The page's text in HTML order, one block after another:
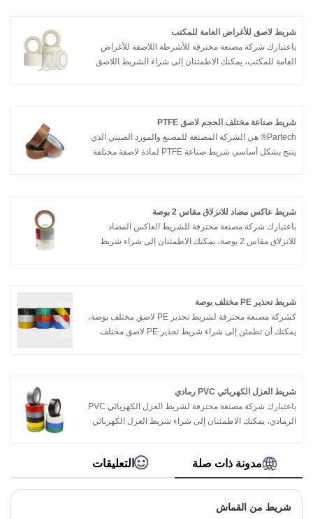
شريط لاصق للأغراض العامة للمكتب
باعتبارك شركة مصنعة محترفة للأشرطة اللاصقة للأغراض
العامة للمكتب، يمكنك الاطمئنان إلى شراء الشريط اللاصق
شريط صناعة مختلف الحجم لاصق PTFE
Partech® هي الشركة المصنعة للمصنع والمورد الصيني الذي
ينتج بشكل أساسي شريط صناعة PTFE لمادة لاصقة مختلفة
شريط عاكس مضاد للانزلاق مقاس 2 بوصة
باعتبارك شركة مصنعة محترفة للشريط العاكس المضاد
للانزلاق مقاس 2 بوصة، يمكنك الاطمئنان إلى شراء شريط
شريط تحذير PE مختلف بوصة
كشركة مصنعة محترفة لشريط تحذير PE لاصق مختلف بوصة،
يمكنك أن تطمئن إلى شراء شريط تحذير PE لاصق مختلف
شريط العزل الكهربائي PVC رمادي
باعتبارك شركة مصنعة محترفة لشريط العزل الكهربائي PVC
الرمادي، يمكنك الاطمئنان إلى شراء شريط العزل الكهربائي
مدونة ذات صلة التعليقات
شريط من القماش